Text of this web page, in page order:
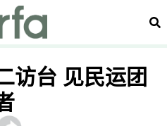
搜
访台 见民运团